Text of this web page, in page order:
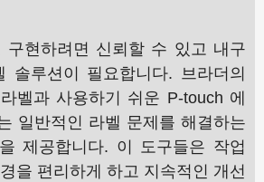
구현하려면 신뢰할 수 있고 내구
솔루션이 필요합니다. 브라더의
벨과 사용하기 쉬운 P-touch 에
일반적인 라벨 문제를 해결하는
제공합니다. 이 도구들은 작업
을 편리하게 하고 지속적인 개선